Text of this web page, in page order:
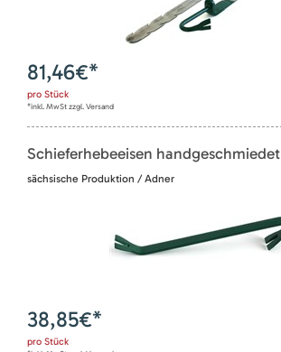
81,46€*
pro Stück
*inkl. MwSt zzgl. Versand
Schieferhebeeisen handgeschmiedet
sächsische Produktion / Adner
38,85€*
pro Stück